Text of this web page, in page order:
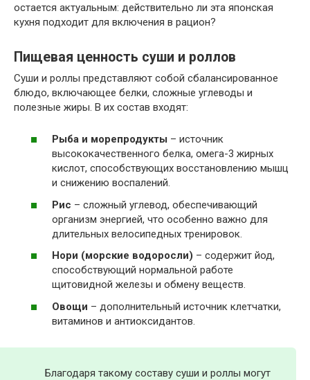
остается актуальным: действительно ли эта японская
кухня подходит для включения в рацион?
Пищевая ценность суши и роллов
Суши и роллы представляют собой сбалансированное
блюдо, включающее белки, сложные углеводы и
полезные жиры. В их состав входят:
Рыба и морепродукты – источник
высококачественного белка, омега-3 жирных
кислот, способствующих восстановлению мышц
и снижению воспалений.
Рис – сложный углевод, обеспечивающий
организм энергией, что особенно важно для
длительных велосипедных тренировок.
Нори (морские водоросли) – содержит йод,
способствующий нормальной работе
щитовидной железы и обмену веществ.
Овощи – дополнительный источник клетчатки,
витаминов и антиоксидантов.
Благодаря такому составу суши и роллы могут